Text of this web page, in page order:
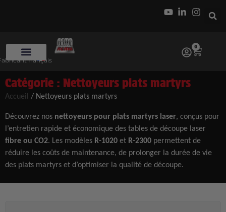
français
0
Catégorie : Nettoyeurs plats martyrs
Accueil / Nettoyeurs plats martyrs
Découvrez nos nettoyeurs pour plats martyrs laser, conçus pour
l’entretien rapide et économique des tables de découpe laser
fibre ou CO2. Les modèles R-1020 et R-2300 permettent de
réduire les coûts de maintenance, de prolonger la durée de vie
des plats martyrs et d’optimiser la qualité de découpe.